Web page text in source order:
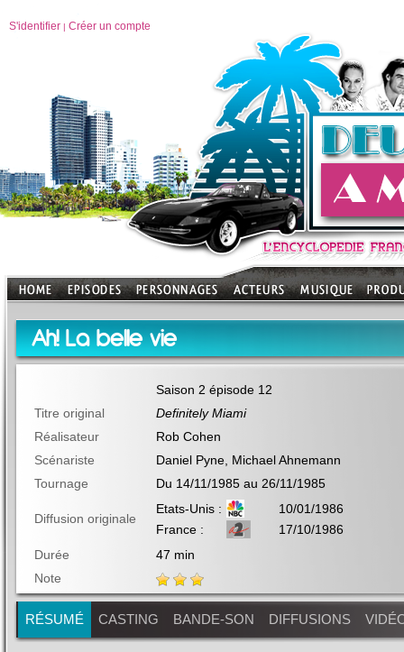
S'identifier | Créer un compte
Ah! La belle vie
Saison 2 épisode 12
Titre original
Definitely Miami
Réalisateur
Rob Cohen
Scénariste
Daniel Pyne, Michael Ahnemann
Tournage
Du 14/11/1985 au 26/11/1985
Diffusion originale
Etats-Unis :
10/01/1986
France :
17/10/1986
Durée
47 min
Note
RÉSUMÉ CASTING BANDE-SON DIFFUSIONS